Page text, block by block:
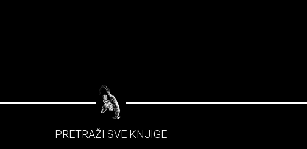
– PRETRAŽI SVE KNJIGE –